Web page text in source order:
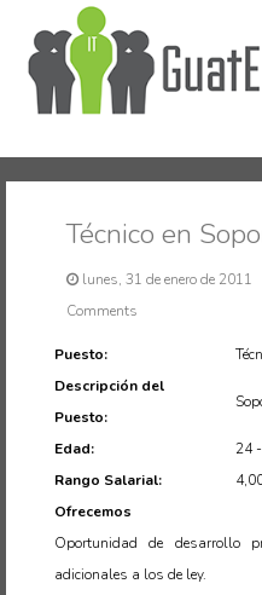
Inicio
Técnico en
lunes, 31 de enero de 2011
Comments
Puesto:
Descripción del
Puesto:
Edad:
24
Rango Salarial:
Ofrecemos
Oportunidad de desarrollo
adicionales a los de ley.